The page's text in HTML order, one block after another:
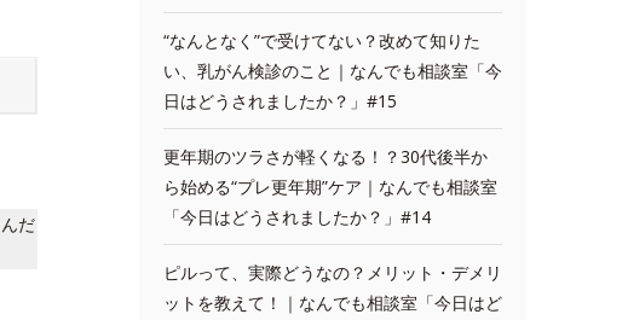
だ
“なんとなく”で受けてない？改めて知りた
い、乳がん検診のこと｜なんでも相談室「今
日はどうされましたか？」#15
更年期のツラさが軽くなる！？30代後半か
ら始める“プレ更年期”ケア｜なんでも相談室
「今日はどうされましたか？」#14
ピルって、実際どうなの？メリット・デメリ
ットを教えて！｜なんでも相談室「今日はど